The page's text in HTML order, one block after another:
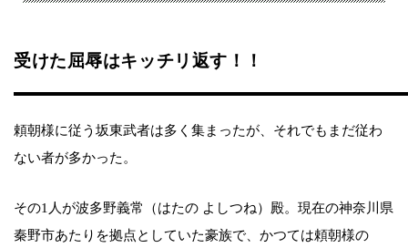
受けた屈辱はキッチリ返す！！
頼朝様に従う坂東武者は多く集まったが、それでもまだ従わ
ない者が多かった。
その1人が波多野義常（はたの よしつね）殿。現在の神奈川県
秦野市あたりを拠点としていた豪族で、かつては頼朝様の